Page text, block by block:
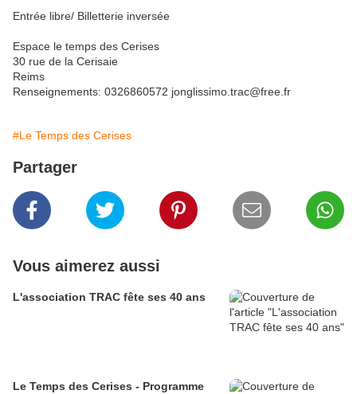
Entrée libre/ Billetterie inversée
Espace le temps des Cerises
30 rue de la Cerisaie
Reims
Renseignements: 0326860572 jonglissimo.trac@free.fr
#Le Temps des Cerises
Partager
Vous aimerez aussi
L'association TRAC fête ses 40 ans
Le Temps des Cerises - Programme